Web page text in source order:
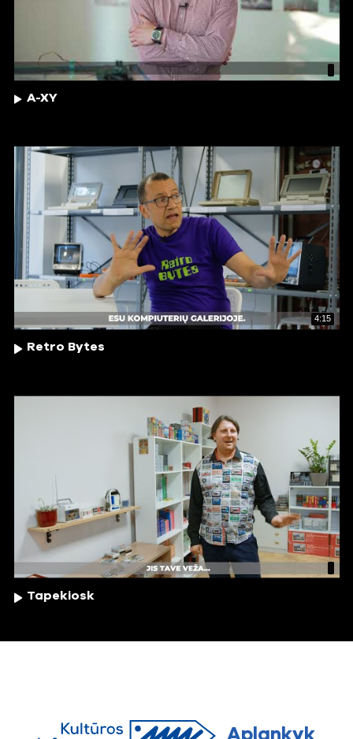
A-XY
4:15
Retro Bytes
Tapekiosk